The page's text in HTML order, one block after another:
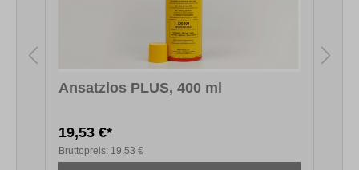
Ansatzlos PLUS, 400 ml
19,53 €*
Bruttopreis: 19,53 €